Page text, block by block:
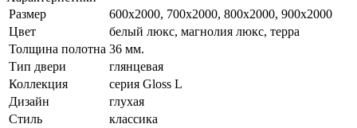
Размер
600x2000, 700x2000, 800x2000, 900x2000
Цвет
белый люкс, магнолия люкс, терра
Толщина полотна 36 мм.
Тип двери
глянцевая
Коллекция
серия Gloss L
Дизайн
глухая
Стиль
классика